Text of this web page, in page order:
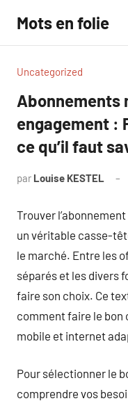
contenu
Mots en folie
Uncategorized
Abonnements
engagement :
ce qu’il faut
par Louise KESTEL
Trouver
un véritable casse-
le marché. Entre les
séparés et les divers
faire son choix. Ce
comment faire le bon
mobile et internet
Pour sélectionner le
comprendre vos